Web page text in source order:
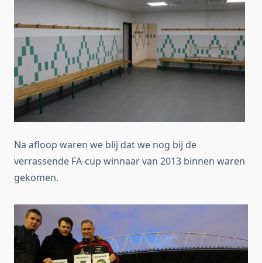
Na afloop waren we blij dat we nog bij de
verrassende FA-cup winnaar van 2013 binnen waren
gekomen.